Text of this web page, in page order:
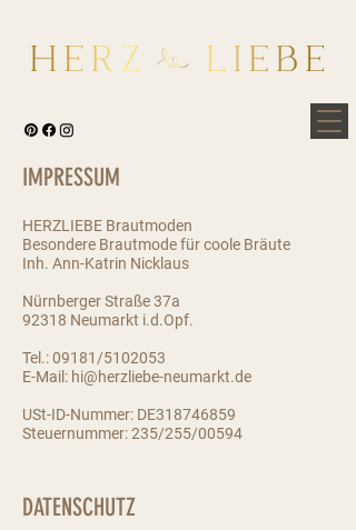
IMPRESSUM
HERZLIEBE Brautmoden
Besondere Brautmode für coole Bräute
Inh. Ann-Katrin Nicklaus
Nürnberger Straße 37a
92318 Neumarkt i.d.Opf.
Tel.: 09181/5102053
E-Mail: hi@herzliebe-neumarkt.de
USt-ID-Nummer: DE318746859
Steuernummer: 235/255/00594
DATENSCHUTZ